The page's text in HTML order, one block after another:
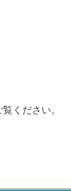
ください。